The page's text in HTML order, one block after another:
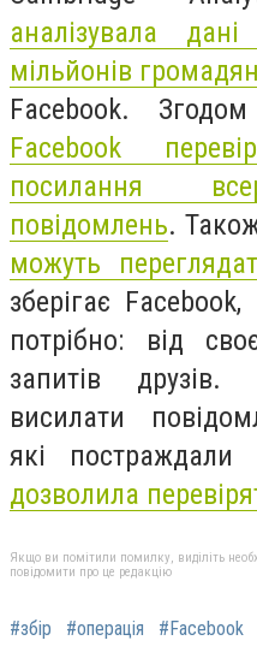
аналізувала
мільйонів громадян
Facebook.
Facebook
посилання
повідомлень.
можуть
зберігає
потрібно: від
запитів
висилати
які
дозволила
Якщо ви помітили помилку, виділіть
повідомити про це редакцію
#збір #операція #Facebook